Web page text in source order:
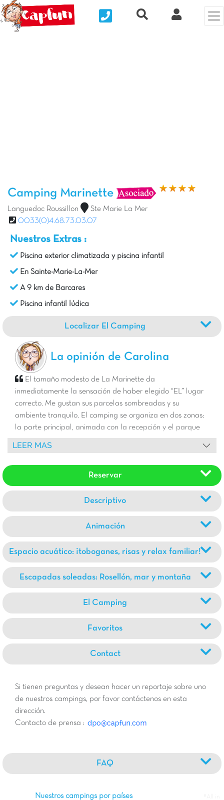
Nous contacterRecherche rapide
Mi
Camping Marinette
Languedoc Roussillon
Ste Marie La Mer
0033(0)4.68.73.03.07
Nuestros Extras :
Piscina exterior climatizada y piscina infantil
En Sainte-Marie-La-Mer
A 9 km de Barcares
Piscina infantil lúdica
Localizar El Camping
La opinión de Carolina
El tamaño modesto de La Marinette da
inmediatamente la sensación de haber elegido “EL” lugar
correcto. Me gustan sus parcelas sombreadas y su
ambiente tranquilo. El camping se organiza en dos zonas:
la parte principal, animada con la recepción y el parque
acuático, y el barrio Joe Cook (el Anexo), un pequeño
están a un paso. Difícil resistirse… ¡siempre se vuelve!
LEER MAS
Reservar
Descriptivo
Animación
Espacio acuático: ¡toboganes, risas y relax familiar!
Escapadas soleadas: Rosellón, mar y montaña
El Camping
Favoritos
Contact
Si tienen preguntas y desean hacer un reportaje sobre uno
de nuestros campings, por favor contáctenos en esta
dirección.
Contacto de prensa :
FAQ
Nuestros campings por países